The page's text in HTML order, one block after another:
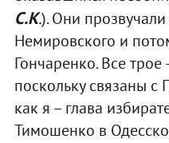
С.К.). Они прозвучали
Немировского и
Гончаренко. Все
поскольку связаны
как я – глава
Тимошенко в